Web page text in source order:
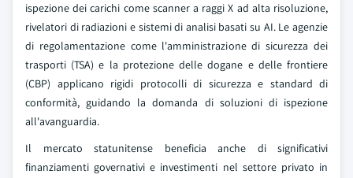
ispezione dei carichi come scanner a raggi X ad alta risoluzione,
rivelatori di radiazioni e sistemi di analisi basati su AI. Le agenzie
di regolamentazione come l'amministrazione di sicurezza dei
trasporti (TSA) e la protezione delle dogane e delle frontiere
(CBP) applicano rigidi protocolli di sicurezza e standard di
conformità, guidando la domanda di soluzioni di ispezione
all'avanguardia.
Il mercato statunitense beneficia anche di significativi
finanziamenti governativi e investimenti nel settore privato in